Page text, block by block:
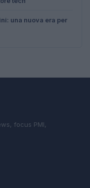
una nuova era per
focus PMI,